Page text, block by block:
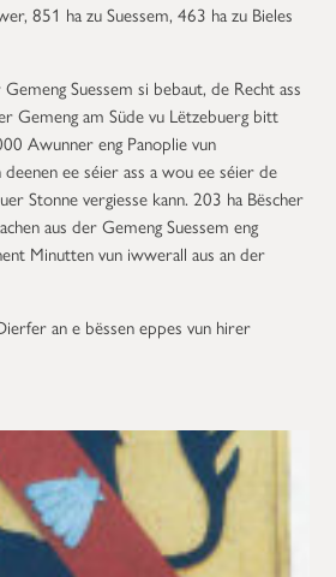
851 ha zu Suessem, 463 ha zu Bieles
Suessem si bebaut, de Recht ass
Gemeng am Süde vu Lëtzebuerg bitt
Awunner eng Panoplie vun
ee séier ass a wou ee séier de
Stonne vergiesse kann. 203 ha Bëscher
aus der Gemeng Suessem eng
Minutten vun iwwerall aus an der
an e bëssen eppes vun hirer